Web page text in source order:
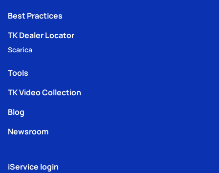
Best Practices
TK Dealer Locator
Scarica
Tools
TK Video Collection
Blog
Newsroom
iService login